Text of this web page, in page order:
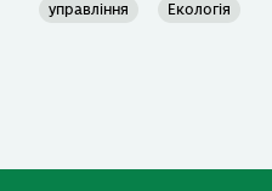
управління Екологія